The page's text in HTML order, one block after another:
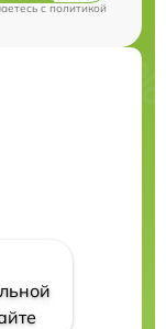
cполитикой